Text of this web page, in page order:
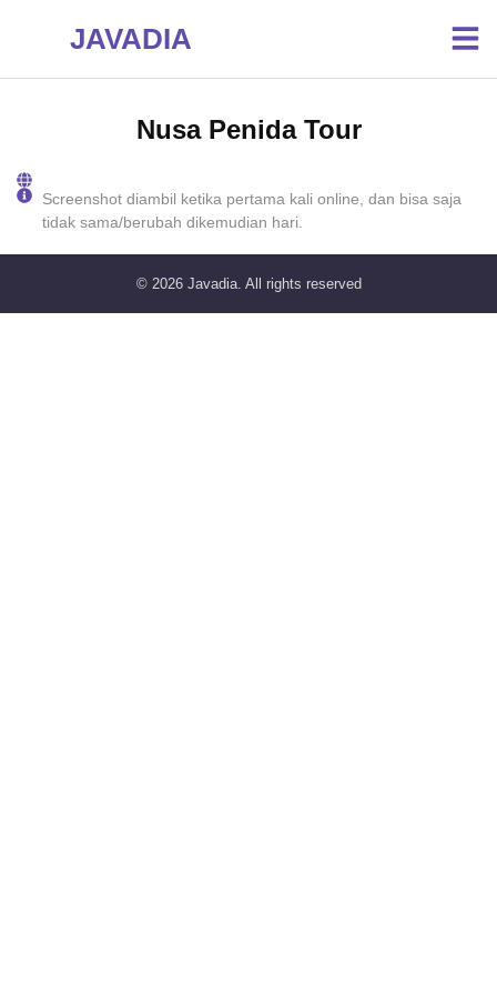
JAVADIA
Nusa Penida Tour
Screenshot diambil ketika pertama kali online, dan bisa saja
tidak sama/berubah dikemudian hari.
© 2026 Javadia. All rights reserved